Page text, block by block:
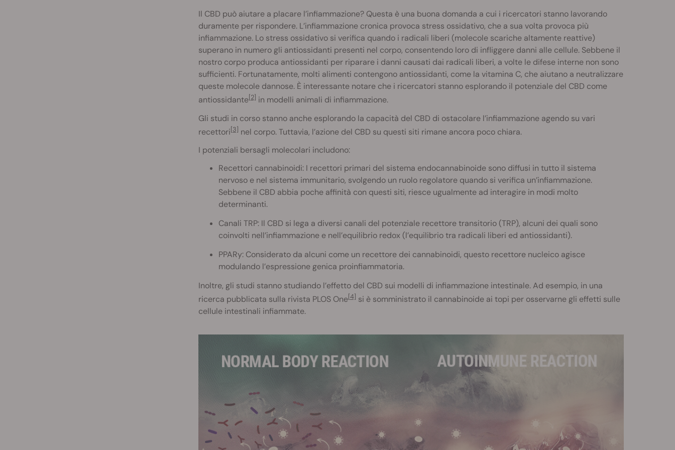
Il CBD può aiutare a placare l’infiammazione? Questa è una buona domanda a cui i ricercatori stanno lavorando
duramente per rispondere. L’infiammazione cronica provoca stress ossidativo, che a sua volta provoca più
infiammazione. Lo stress ossidativo si verifica quando i radicali liberi (molecole scariche altamente reattive)
superano in numero gli antiossidanti presenti nel corpo, consentendo loro di infliggere danni alle cellule. Sebbene il
nostro corpo produca antiossidanti per riparare i danni causati dai radicali liberi, a volte le difese interne non sono
sufficienti. Fortunatamente, molti alimenti contengono antiossidanti, come la vitamina C, che aiutano a neutralizzare
queste molecole dannose. È interessante notare che i ricercatori stanno esplorando il potenziale del CBD come
antiossidante[2] in modelli animali di infiammazione.
Gli studi in corso stanno anche esplorando la capacità del CBD di ostacolare l’infiammazione agendo su vari
recettori[3] nel corpo. Tuttavia, l’azione del CBD su questi siti rimane ancora poco chiara.
I potenziali bersagli molecolari includono:
Recettori cannabinoidi: I recettori primari del sistema endocannabinoide sono diffusi in tutto il sistema
nervoso e nel sistema immunitario, svolgendo un ruolo regolatore quando si verifica un’infiammazione.
Sebbene il CBD abbia poche affinità con questi siti, riesce ugualmente ad interagire in modi molto
determinanti.
Canali TRP: Il CBD si lega a diversi canali del potenziale recettore transitorio (TRP), alcuni dei quali sono
coinvolti nell’infiammazione e nell’equilibrio redox (l’equilibrio tra radicali liberi ed antiossidanti).
PPARy: Considerato da alcuni come un recettore dei cannabinoidi, questo recettore nucleico agisce
modulando l’espressione genica proinfiammatoria.
Inoltre, gli studi stanno studiando l’effetto del CBD sui modelli di infiammazione intestinale. Ad esempio, in una
ricerca pubblicata sulla rivista PLOS One[4] si è somministrato il cannabinoide ai topi per osservarne gli effetti sulle
cellule intestinali infiammate.